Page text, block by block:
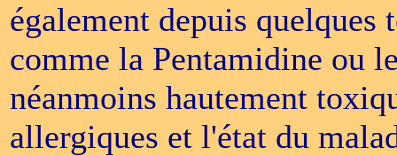
également depuis quelques
comme la Pentamidine ou
néanmoins hautement
allergiques et l'état du